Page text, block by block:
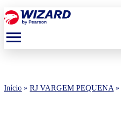
menu
Início » RJ VARGEM PEQUENA »